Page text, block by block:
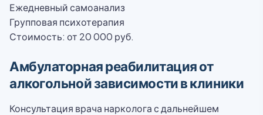
Ежедневный самоанализ
Групповая психотерапия
Стоимость: от 20 000 руб.
Амбулаторная реабилитация от
алкогольной зависимости в клиники
Консультация врача нарколога с дальнейшем